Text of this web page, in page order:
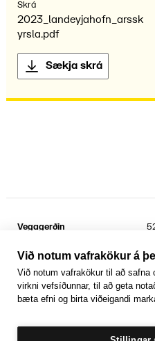
Skrá
2023_landeyjahofn_arssk
yrsla.pdf
Sækja skrá
Vegagerðin
210 Garðabær
Laus störf
Persónuvernd og öryggi gagna
Hafa samband
Við notum vafrakökur á
Við notum vafrakökur til að safna
virkni vefsíðunnar, til að geta
bæta efni og birta viðeigandi